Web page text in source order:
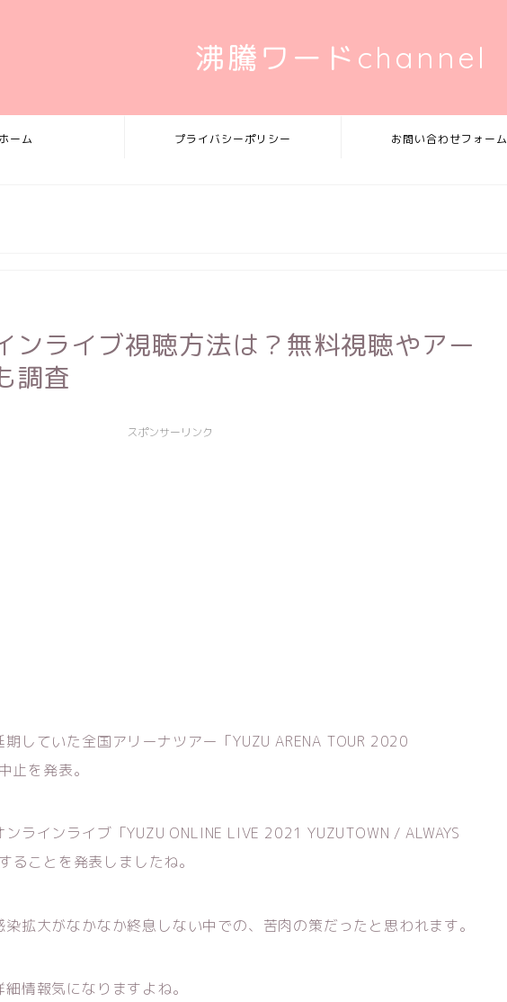
沸騰ワードchannel
ホーム プライバシーポリシー お問い合わせフォーム
ンライブ視聴方法は？無料視聴やアー
調査
スポンサーリンク
していた全国アリーナツアー「YUZU ARENA TOUR 2020
止を発表。
ラインライブ「YUZU ONLINE LIVE 2021 YUZUTOWN / ALWAYS
ることを発表しましたね。
拡大がなかなか終息しない中での、苦肉の策だったと思われます。
情報気になりますよね。